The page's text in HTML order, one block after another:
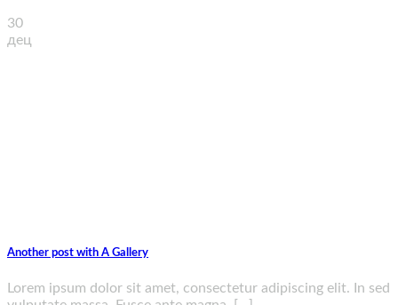
30
дец
Another post with A Gallery
Lorem ipsum dolor sit amet, consectetur adipiscing elit. In sed